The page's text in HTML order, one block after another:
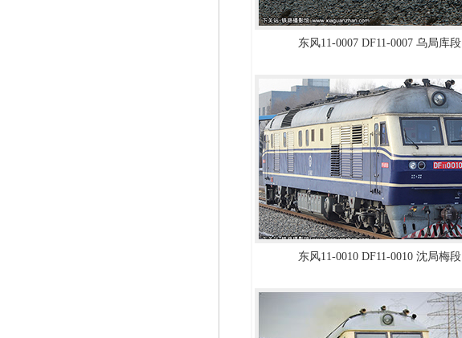
东风11-0007 DF11-0007 乌局库段
东风11-0010 DF11-0010 沈局梅段